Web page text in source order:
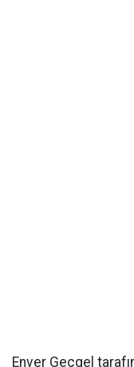
Enver Geçgel